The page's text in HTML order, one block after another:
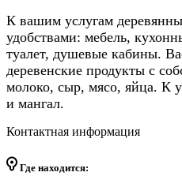
К вашим услугам
удобствами: мебель,
туалет, душевые кабины.
деревенские продукты с
молоко, сыр, мясо, яйца. К
и мангал.
Контактная информация
Где находится: